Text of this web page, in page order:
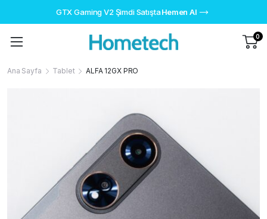
GTX Gaming V2 Şimdi SatıştaHemen Al
0
Ana Sayfa Tablet ALFA 12GX PRO